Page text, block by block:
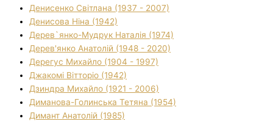
Денисенко Світлана (1937 - 2007)
Денисова Ніна (1942)
Дерев`янко-Мудрук Наталія (1974)
Дерев'янко Анатолій (1948 - 2020)
Дерегус Михайло (1904 - 1997)
Джакомі Вітторіо (1942)
Дзиндра Михайло (1921 - 2006)
Диманова-Голинська Тетяна (1954)
Димант Анатолій (1985)